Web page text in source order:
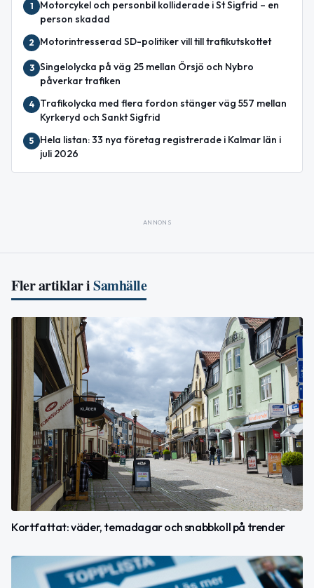
1
Motorcykel och personbil kolliderade i St Sigfrid – en
person skadad
2 Motorintresserad SD-politiker vill till trafikutskottet
3 Singelolycka på väg 25 mellan Örsjö och Nybro
påverkar trafiken
4
Trafikolycka med flera fordon stänger väg 557 mellan
Kyrkeryd och Sankt Sigfrid
5
Hela listan: 33 nya företag registrerade i Kalmar län i
juli 2026
ANNONS
Fler artiklar iSamhälle
Kortfattat: väder, temadagar och snabbkoll på trender